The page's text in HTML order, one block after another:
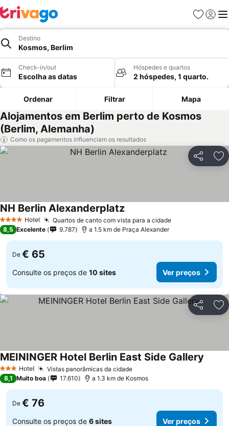
Favoritos
Iniciar
Destino
Kosmos, Berlim
Check-in/out
Escolha as datas
Hóspedes e quartos
2 hóspedes, 1 quarto.
Ordenar Filtrar Mapa
Alojamentos em Berlim perto de Kosmos
(Berlim, Alemanha)
Como os pagamentos influenciam os resultados
Partilhar
4 EstrelasHotel Quartos de canto com vista para a cidadeVer preços
NH Berlin AlexanderplatzVer preços
8,5 Excelente 9.787 a 1.5 km de Praça Alexander
De € 65
Consulte os preços de 10 sites Ver preços
Partilhar
3 EstrelasHotel Vistas panorâmicas da cidadeVer preços
MEININGER Hotel Berlin East Side Gallery
8,1 Muito boa 17.610 a 1.3 km de Kosmos
De € 76
Consulte os preços de 6 sites Ver preços